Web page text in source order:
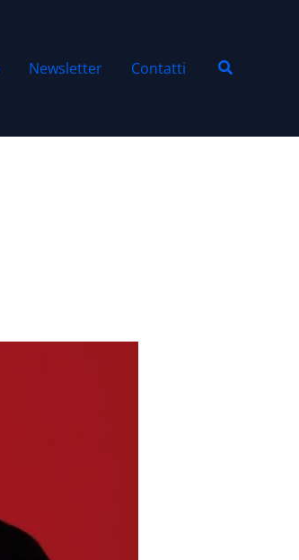
Newsletter Contatti Cerca